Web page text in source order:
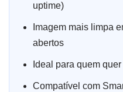
uptime)
Imagem mais limpa
abertos
Ideal para quem
Compatível com